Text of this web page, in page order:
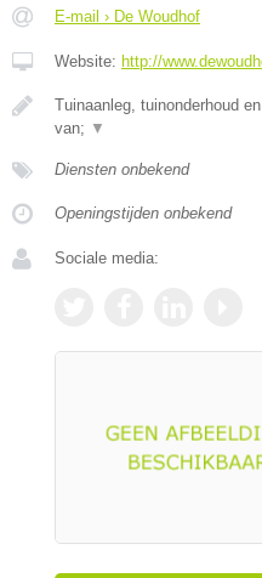
E-mail › De Woudhof
Website: http://
Tuinaanleg, tuinonderhoud
van; ▼
Diensten onbekend
Openingstijden onbekend
Sociale media: